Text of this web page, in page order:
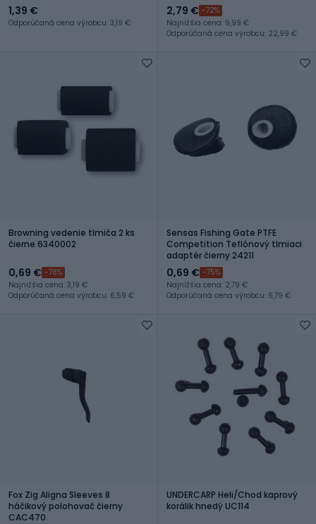
1,39 €
Odporúčaná cena výrobcu: 3,19 €
2,79 € -72%
Najnižšia cena: 9,99 €
Odporúčaná cena výrobcu: 22,99 €
Browning vedenie tlmiča 2 ks
čierne 6340002
0,69 € -78%
Najnižšia cena: 3,19 €
Odporúčaná cena výrobcu: 6,59 €
Sensas Fishing Gate PTFE
Competition Teflónový tlmiaci
adaptér čierny 24211
0,69 € -75%
Najnižšia cena: 2,79 €
Odporúčaná cena výrobcu: 6,79 €
Fox Zig Aligna Sleeves 8
háčikový polohovač čierny
CAC470
UNDERCARP Heli/Chod kaprový
korálik hnedý UC114